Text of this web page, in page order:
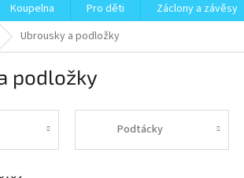
Koupelna Pro děti Záclony a závěsy
Ubrousky a podložky
podložky
Podtácky